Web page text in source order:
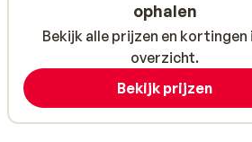
ophalen
Bekijk alle prijzen en kortingen
overzicht.
Bekijk prijzen